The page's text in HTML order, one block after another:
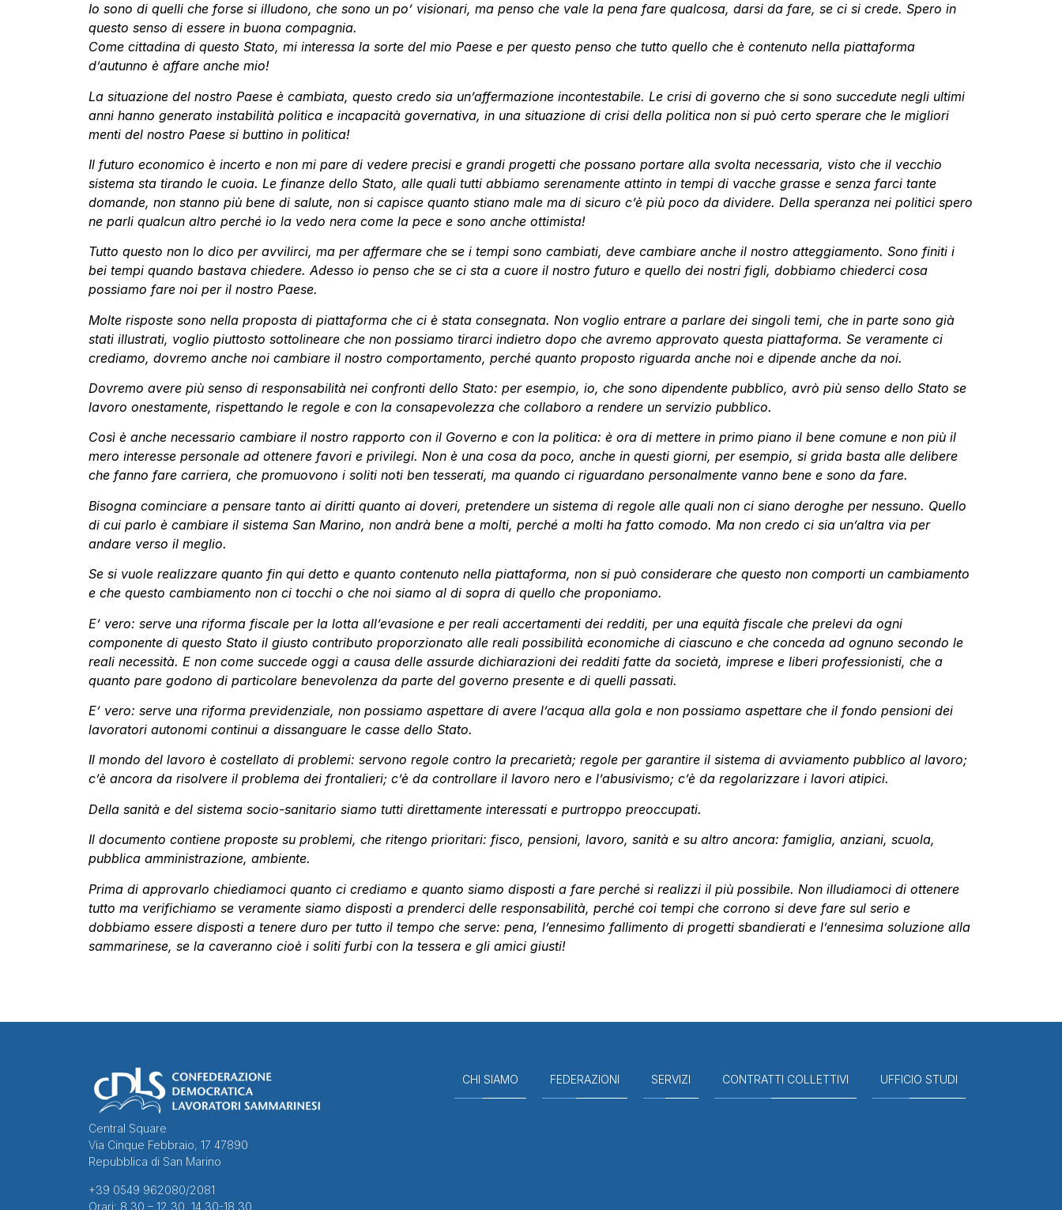
Io sono di quelli che forse si illudono, che sono un po’ visionari, ma penso che vale la pena fare qualcosa, darsi da fare, se ci si crede. Spero in
questo senso di essere in buona compagnia.
Come cittadina di questo Stato, mi interessa la sorte del mio Paese e per questo penso che tutto quello che è contenuto nella piattaforma
d’autunno è affare anche mio!
La situazione del nostro Paese è cambiata, questo credo sia un’affermazione incontestabile. Le crisi di governo che si sono succedute negli ultimi
anni hanno generato instabilità politica e incapacità governativa, in una situazione di crisi della politica non si può certo sperare che le migliori
menti del nostro Paese si buttino in politica!
Il futuro economico è incerto e non mi pare di vedere precisi e grandi progetti che possano portare alla svolta necessaria, visto che il vecchio
sistema sta tirando le cuoia. Le finanze dello Stato, alle quali tutti abbiamo serenamente attinto in tempi di vacche grasse e senza farci tante
domande, non stanno più bene di salute, non si capisce quanto stiano male ma di sicuro c’è più poco da dividere. Della speranza nei politici spero
ne parli qualcun altro perché io la vedo nera come la pece e sono anche ottimista!
Tutto questo non lo dico per avvilirci, ma per affermare che se i tempi sono cambiati, deve cambiare anche il nostro atteggiamento. Sono finiti i
bei tempi quando bastava chiedere. Adesso io penso che se ci sta a cuore il nostro futuro e quello dei nostri figli, dobbiamo chiederci cosa
possiamo fare noi per il nostro Paese.
Molte risposte sono nella proposta di piattaforma che ci è stata consegnata. Non voglio entrare a parlare dei singoli temi, che in parte sono già
stati illustrati, voglio piuttosto sottolineare che non possiamo tirarci indietro dopo che avremo approvato questa piattaforma. Se veramente ci
crediamo, dovremo anche noi cambiare il nostro comportamento, perché quanto proposto riguarda anche noi e dipende anche da noi.
Dovremo avere più senso di responsabilità nei confronti dello Stato: per esempio, io, che sono dipendente pubblico, avrò più senso dello Stato se
lavoro onestamente, rispettando le regole e con la consapevolezza che collaboro a rendere un servizio pubblico.
Così è anche necessario cambiare il nostro rapporto con il Governo e con la politica: è ora di mettere in primo piano il bene comune e non più il
mero interesse personale ad ottenere favori e privilegi. Non è una cosa da poco, anche in questi giorni, per esempio, si grida basta alle delibere
che fanno fare carriera, che promuovono i soliti noti ben tesserati, ma quando ci riguardano personalmente vanno bene e sono da fare.
Bisogna cominciare a pensare tanto ai diritti quanto ai doveri, pretendere un sistema di regole alle quali non ci siano deroghe per nessuno. Quello
di cui parlo è cambiare il sistema San Marino, non andrà bene a molti, perché a molti ha fatto comodo. Ma non credo ci sia un’altra via per
andare verso il meglio.
Se si vuole realizzare quanto fin qui detto e quanto contenuto nella piattaforma, non si può considerare che questo non comporti un cambiamento
e che questo cambiamento non ci tocchi o che noi siamo al di sopra di quello che proponiamo.
E’ vero: serve una riforma fiscale per la lotta all’evasione e per reali accertamenti dei redditi, per una equità fiscale che prelevi da ogni
componente di questo Stato il giusto contributo proporzionato alle reali possibilità economiche di ciascuno e che conceda ad ognuno secondo le
reali necessità. E non come succede oggi a causa delle assurde dichiarazioni dei redditi fatte da società, imprese e liberi professionisti, che a
quanto pare godono di particolare benevolenza da parte del governo presente e di quelli passati.
E’ vero: serve una riforma previdenziale, non possiamo aspettare di avere l’acqua alla gola e non possiamo aspettare che il fondo pensioni dei
lavoratori autonomi continui a dissanguare le casse dello Stato.
Il mondo del lavoro è costellato di problemi: servono regole contro la precarietà; regole per garantire il sistema di avviamento pubblico al lavoro;
c’è ancora da risolvere il problema dei frontalieri; c’è da controllare il lavoro nero e l’abusivismo; c’è da regolarizzare i lavori atipici.
Della sanità e del sistema socio-sanitario siamo tutti direttamente interessati e purtroppo preoccupati.
Il documento contiene proposte su problemi, che ritengo prioritari: fisco, pensioni, lavoro, sanità e su altro ancora: famiglia, anziani, scuola,
pubblica amministrazione, ambiente.
Prima di approvarlo chiediamoci quanto ci crediamo e quanto siamo disposti a fare perché si realizzi il più possibile. Non illudiamoci di ottenere
tutto ma verifichiamo se veramente siamo disposti a prenderci delle responsabilità, perché coi tempi che corrono si deve fare sul serio e
dobbiamo essere disposti a tenere duro per tutto il tempo che serve: pena, l’ennesimo fallimento di progetti sbandierati e l’ennesima soluzione alla
sammarinese, se la caveranno cioè i soliti furbi con la tessera e gli amici giusti!
Central Square
Via Cinque Febbraio, 17 47890
Repubblica di San Marino
+39 0549 962080/2081
Orari: 8.30 – 12.30, 14.30-18.30
CHI SIAMO FEDERAZIONI SERVIZI CONTRATTI COLLETTIVI UFFICIO STUDI